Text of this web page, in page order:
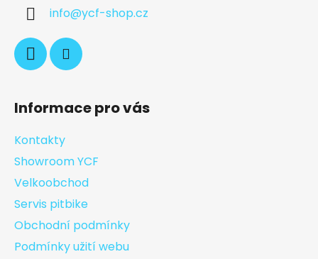
info@ycf-shop.cz
Informace pro vás
Kontakty
Showroom YCF
Velkoobchod
Servis pitbike
Obchodní podmínky
Podmínky užití webu